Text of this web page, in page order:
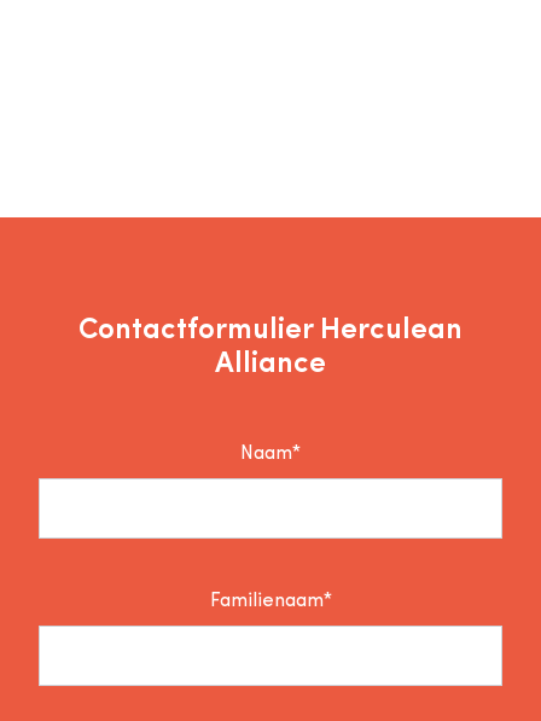
Contactformulier Herculean
Alliance
Naam*
Familienaam*